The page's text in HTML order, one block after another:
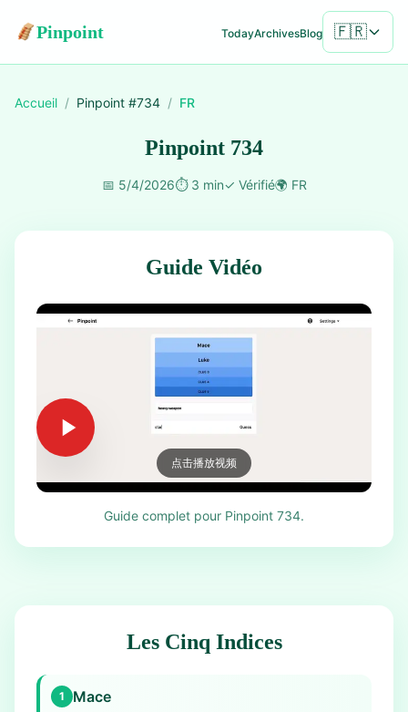
Pinpoint TodayArchivesBlog 🇫🇷
Accueil / Pinpoint #734 / FR
Pinpoint 734
📅 5/4/2026⏱️ 3 min✓ Vérifié🌍 FR
Guide Vidéo
点击播放视频
Guide complet pour Pinpoint 734.
Les Cinq Indices
1 Mace